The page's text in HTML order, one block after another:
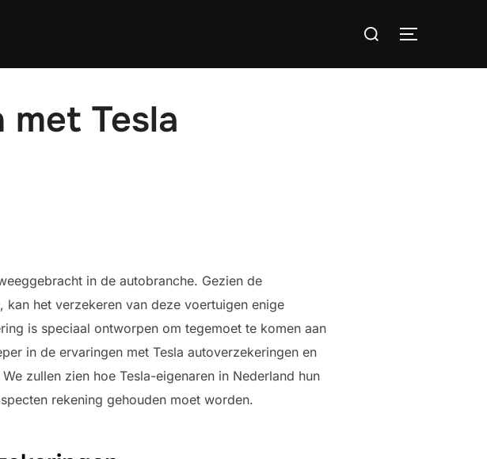
Search
TOGGLE
met Tesla
in de autobranche. Gezien de
kan het verzekeren van deze voertuigen enige
is speciaal ontworpen om tegemoet te komen aan
in de ervaringen met Tesla autoverzekeringen en
zullen zien hoe Tesla-eigenaren in Nederland hun
rekening gehouden moet worden.